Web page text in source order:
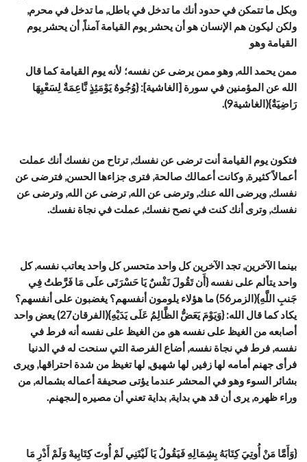
وبكل ما تتمكن في حدود أنك ما تدخل في باطل, ما تدخل في محرم,
ولكن ليكون هم الإنسان هو أن يحشر يوم القيامة آمناً, أن يحشر يوم
القيامة وهو
ممن يحمد الله, وهو ممن يرضى عن نفسه؛ لأنه يوم القيامة كما قال
الله عن المؤمنين في سورة [الغاشية]: {وُجُوهٌ يَوْمَئِذٍ نَّاعِمَةٌ لِسَعْيِهَا
رَاضِيَةٌ}(الغاشية9).
فتكون يوم القيامة أنت ترضى عن نفسك, ترتاح من نفسك أنك عملت
أعمالاً كثيرة, وكانت أعمالك صالحة, فترى جزاءها الحسن, فترضى عن
نفسك, ويرضى الله عنك, وترضى عن الله, ترضى عن الله, وترضى عن
نفسك, وترى أنك كنت في نصح نفسك, عملت في نجاة نفسك.
بينما الآخرين, تجد الآخرين كل واحد متحسر, كل واحد يعاتب نفسه, كل
واحد يتألم على نفسه {أَن تَقُولَ نَفْسٌ يَا حَسْرَتَى علَى مَا فَرَّطتُ فِي
جَنبِ اللَّهِ}(الزمر56) ما هؤلاء يلومون أنفسهم؟ يغضبون على أنفسهم؟
يكاد كما قال الله: {وَيَوْمَ يَعَضُّ الظَّالِمُ عَلَى يَدَيْهِ}(الفرقان27) يعض واحد
أصابعه من الغيظ على نفسه هو, من الغيظ على نفسه أنه فرط في
نفسه, فرط في نجاة نفسه, أضاع الفرصة التي سنحت له في الدنيا
فرأى جهنم أمامه لها زفير, لها شهيق, لها تغيظ من شدة احتراقها, ويرى
بشائر السوء وهو في المحشر عندما يؤتى صحيفة أعماله بشماله, من
وراء ظهره, يرى أن قد هي بداية, بداية تعني أن مصيره إلىجهنم.
{وَأَمَّا مَنْ أُوتِيَ كِتَابَهُ بِشِمَالِهِ فَيَقُولُ يَا لَيْتَنِي لَمْ أُوتَ كِتَابِيهْ وَلَمْ أَدْرِ مَا